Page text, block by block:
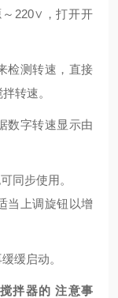
220∨，打开开
检测转速，直接
转速。
数字转速显示由
同步使用。
当上调旋钮以增
缓启动。
拌器的 注意事